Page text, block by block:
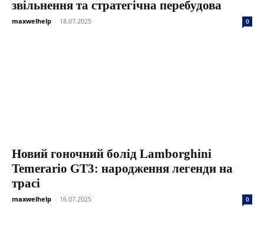
звільнення та стратегічна перебудова
maxwelhelp - 18.07.2025 0
Новий гоночний болід Lamborghini
Temerario GT3: народження легенди на
трасі
maxwelhelp - 16.07.2025 0